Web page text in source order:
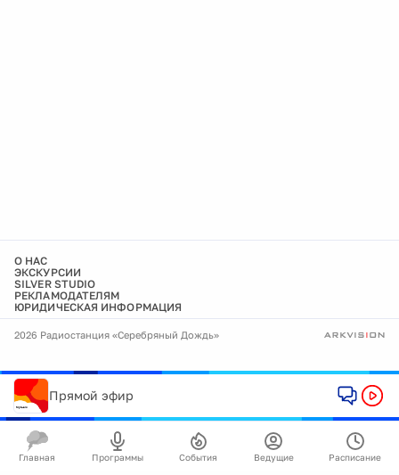
О НАС
ЭКСКУРСИИ
SILVER STUDIO
РЕКЛАМОДАТЕЛЯМ
ЮРИДИЧЕСКАЯ ИНФОРМАЦИЯ
2026 Радиостанция «Серебряный Дождь»
Прямой эфир
Главная Программы События Ведущие Расписание